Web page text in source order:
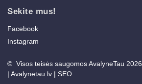
Sekite mus!
Facebook
Instagram
© Visos teisės saugomos AvalyneTau 2026
| Avalynetau.lv | SEO